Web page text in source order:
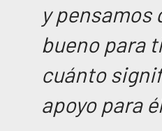
y pensamos
bueno para
cuánto
apoyo para